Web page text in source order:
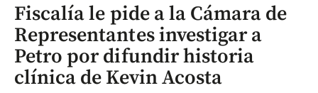
Fiscalía le pide a la Cámara de
Representantes investigar a
Petro por difundir historia
clínica de Kevin Acosta